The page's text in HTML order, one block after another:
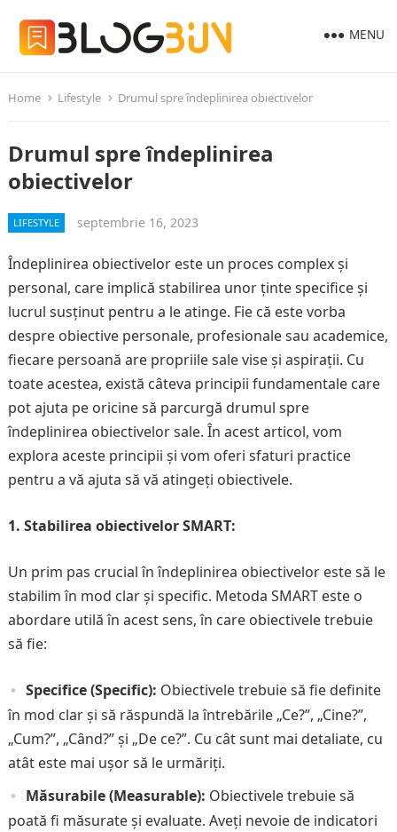
MENU
Home Lifestyle Drumul spre îndeplinirea obiectivelor
Drumul spre îndeplinirea
obiectivelor
LIFESTYLE septembrie 16, 2023
Îndeplinirea obiectivelor este un proces complex și
personal, care implică stabilirea unor ținte specifice și
lucrul susținut pentru a le atinge. Fie că este vorba
despre obiective personale, profesionale sau academice,
fiecare persoană are propriile sale vise și aspirații. Cu
toate acestea, există câteva principii fundamentale care
pot ajuta pe oricine să parcurgă drumul spre
îndeplinirea obiectivelor sale. În acest articol, vom
explora aceste principii și vom oferi sfaturi practice
pentru a vă ajuta să vă atingeți obiectivele.
1. Stabilirea obiectivelor SMART:
Un prim pas crucial în îndeplinirea obiectivelor este să le
stabilim în mod clar și specific. Metoda SMART este o
abordare utilă în acest sens, în care obiectivele trebuie
să fie:
Specifice (Specific): Obiectivele trebuie să fie definite
în mod clar și să răspundă la întrebările „Ce?”, „Cine?”,
„Cum?”, „Când?” și „De ce?”. Cu cât sunt mai detaliate, cu
atât este mai ușor să le urmăriți.
Măsurabile (Measurable): Obiectivele trebuie să
poată fi măsurate și evaluate. Aveți nevoie de indicatori